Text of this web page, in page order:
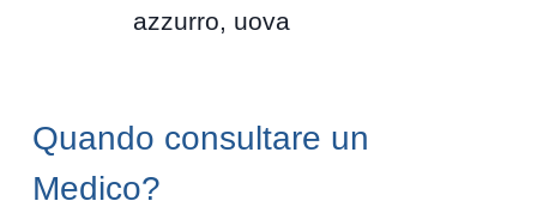
azzurro, uova
Quando consultare un
Medico?